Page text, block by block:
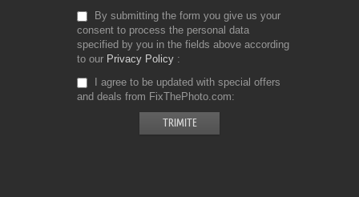
By submitting the form you give us your
consent to process the personal data
specified by you in the fields above according
to our Privacy Policy
I agree to be updated with special offers
and deals from FixThePhoto.com